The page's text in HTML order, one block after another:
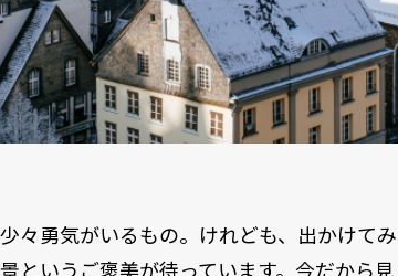
々勇気がいるもの。けれども、出かけて
というご褒美が待っています。今だから